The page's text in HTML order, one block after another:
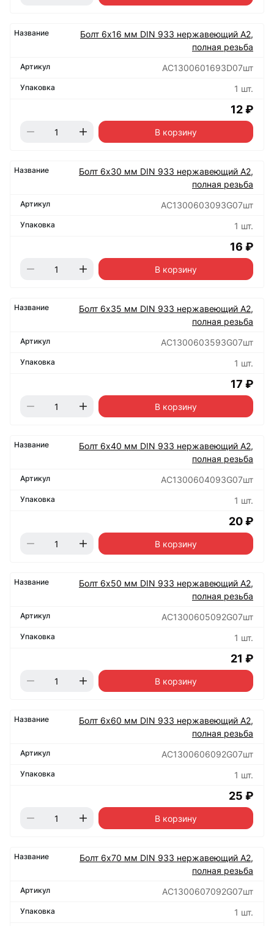
Болт 6х16 мм DIN 933 нержавеющий А2,
полная резьба
АС1300601693D07шт
1 шт.
12 ₽
В корзину
Болт 6х30 мм DIN 933 нержавеющий А2,
полная резьба
АС1300603093G07шт
1 шт.
16 ₽
В корзину
Болт 6х35 мм DIN 933 нержавеющий А2,
полная резьба
АС1300603593G07шт
1 шт.
17 ₽
В корзину
Болт 6х40 мм DIN 933 нержавеющий А2,
полная резьба
АС1300604093G07шт
1 шт.
20 ₽
В корзину
Болт 6х50 мм DIN 933 нержавеющий А2,
полная резьба
АС1300605092G07шт
1 шт.
21 ₽
В корзину
Болт 6х60 мм DIN 933 нержавеющий А2,
полная резьба
АС1300606092G07шт
1 шт.
25 ₽
В корзину
Болт 6х70 мм DIN 933 нержавеющий А2,
полная резьба
АС1300607092G07шт
1 шт.